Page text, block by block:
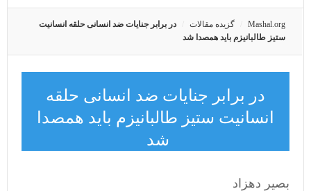
Mashal.org گزیده مقالات
در برابر جنایات ضد انسانی حلقه انسانیت
ستیز طالبانیزم باید همصدا شد
در برابر جنایات ضد انسانی حلقه
انسانیت ستیز طالبانیزم باید همصدا
شد
بصیر دهزاد